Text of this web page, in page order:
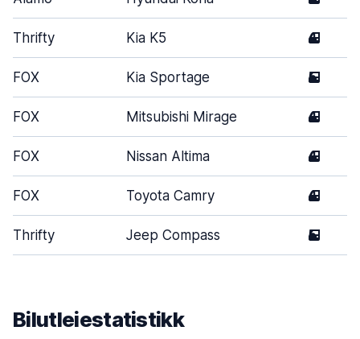
Thrifty Kia K5 4
FOX Kia Sportage 5
FOX Mitsubishi Mirage 4
FOX Nissan Altima 4
FOX Toyota Camry 4
Thrifty Jeep Compass 5
Bilutleiestatistikk